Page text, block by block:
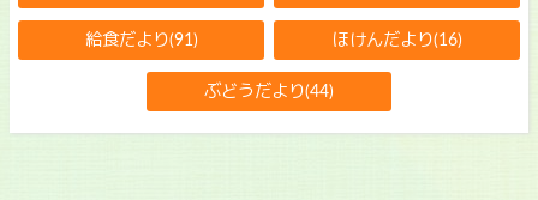
給食だより(91) ほけんだより(16)
ぶどうだより(44)